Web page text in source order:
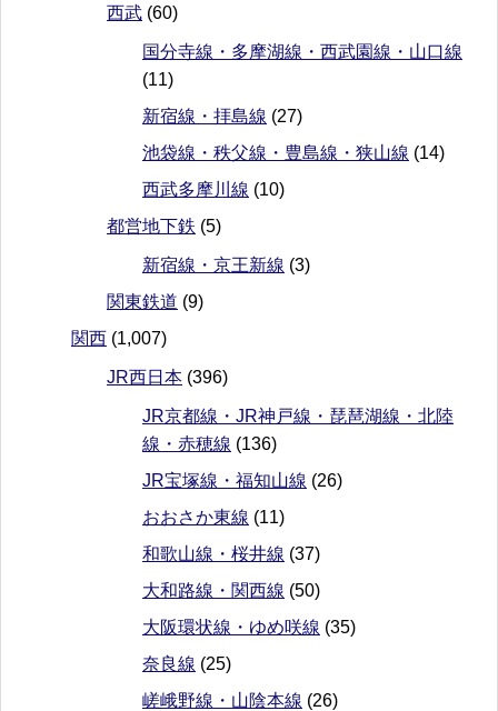
西武 (60)
国分寺線・多摩湖線・西武園線・山口線
(11)
新宿線・拝島線 (27)
池袋線・秩父線・豊島線・狭山線 (14)
西武多摩川線 (10)
都営地下鉄 (5)
新宿線・京王新線 (3)
関東鉄道 (9)
関西 (1,007)
JR西日本 (396)
JR京都線・JR神戸線・琵琶湖線・北陸
線・赤穂線 (136)
JR宝塚線・福知山線 (26)
おおさか東線 (11)
和歌山線・桜井線 (37)
大和路線・関西線 (50)
大阪環状線・ゆめ咲線 (35)
奈良線 (25)
嵯峨野線・山陰本線 (26)